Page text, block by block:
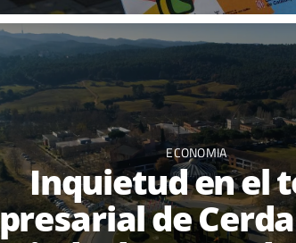
ECONOMIA
Inquietud en el
de